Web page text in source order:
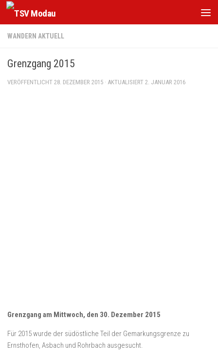
Zum Inhalt springen
WANDERN AKTUELL
Grenzgang 2015
VERÖFFENTLICHT 28. DEZEMBER 2015 · AKTUALISIERT 2. JANUAR 2016
Grenzgang am Mittwoch, den 30. Dezember 2015
Für 2015 wurde der südöstliche Teil der Gemarkungsgrenze zu
Ernsthofen, Asbach und Rohrbach ausgesucht.